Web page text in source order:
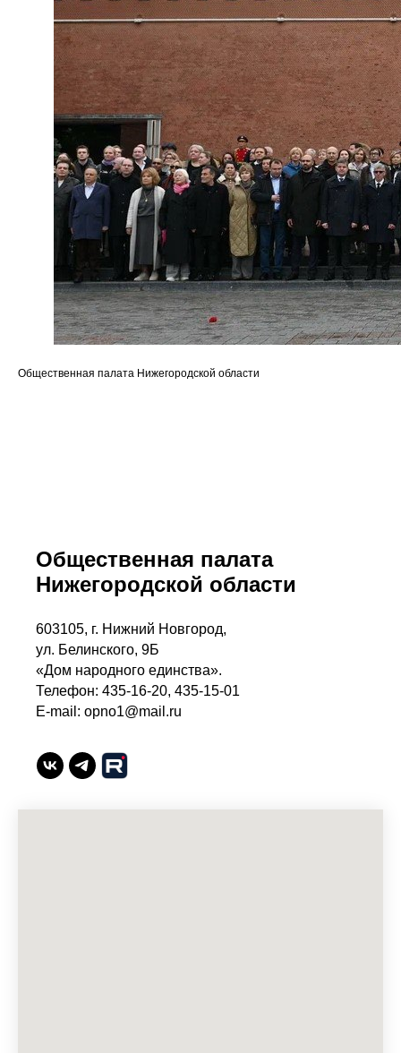
Общественная палата Нижегородской области
Общественная палата
Нижегородской области
603105, г. Нижний Новгород,
ул. Белинского, 9Б
«Дом народного единства».
Телефон: 435-16-20, 435-15-01
E-mail: opno1@mail.ru